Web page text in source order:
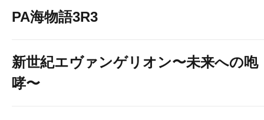
PA海物語3R3
新世紀エヴァンゲリオン〜未来への咆
哮〜